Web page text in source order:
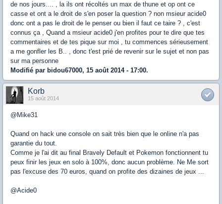
de nos jours.... , la ils ont récoltés un max de thune et op ont ce
casse et ont a le droit de s'en poser la question ? non msieur acide0
donc ont a pas le droit de le penser ou bien il faut ce taire ? , c'est
connus ça , Quand a msieur acide0 j'en profites pour te dire que tes
commentaires et de tes pique sur moi , tu commences sérieusement
a me gonfler les B.. , donc t'est prié de revenir sur le sujet et non pas
sur ma personne
Modifié par bidou67000, 15 août 2014 - 17:00.
Korb
15 août 2014
@Mike31
Quand on hack une console on sait très bien que le online n'a pas
garantie du tout.
Comme je l'ai dit au final Bravely Default et Pokemon fonctionnent tu
peux finir les jeux en solo à 100%, donc aucun problème. Ne Me sort
pas l'excuse des 70 euros, quand on profite des dizaines de jeux ...
@Acide0